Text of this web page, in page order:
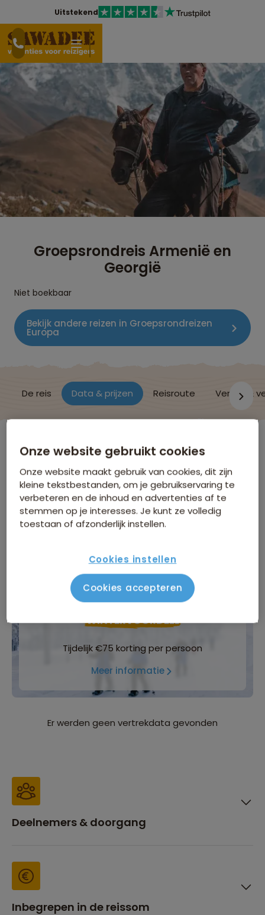
Uitstekend
Groepsrondreis Armenië en
Georgië
Niet boekbaar
Bekijk andere reizen in Groepsrondreizen
Europa
De reis Data & prijzen Reisroute Verblijf &
Data & Prijzen
Klik op de links voor meer informatie over:
Bijkomende kosten
WINTERVOORDEEL
Tijdelijk €75 korting per persoon
Meer informatie
Er werden geen vertrekdata gevonden
Deelnemers & doorgang
Inbegrepen in de reissom
Onze website gebruikt cookies
Onze website maakt gebruik van cookies, dit zijn
kleine tekstbestanden, om je gebruikservaring te
verbeteren en de inhoud en advertenties af te
stemmen op je interesses. Je kunt ze volledig
toestaan of afzonderlijk instellen.
Cookies instellen
Cookies accepteren